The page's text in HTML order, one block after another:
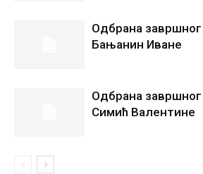
Одбрана
Бањанин Иване
Одбрана
Симић Валентине